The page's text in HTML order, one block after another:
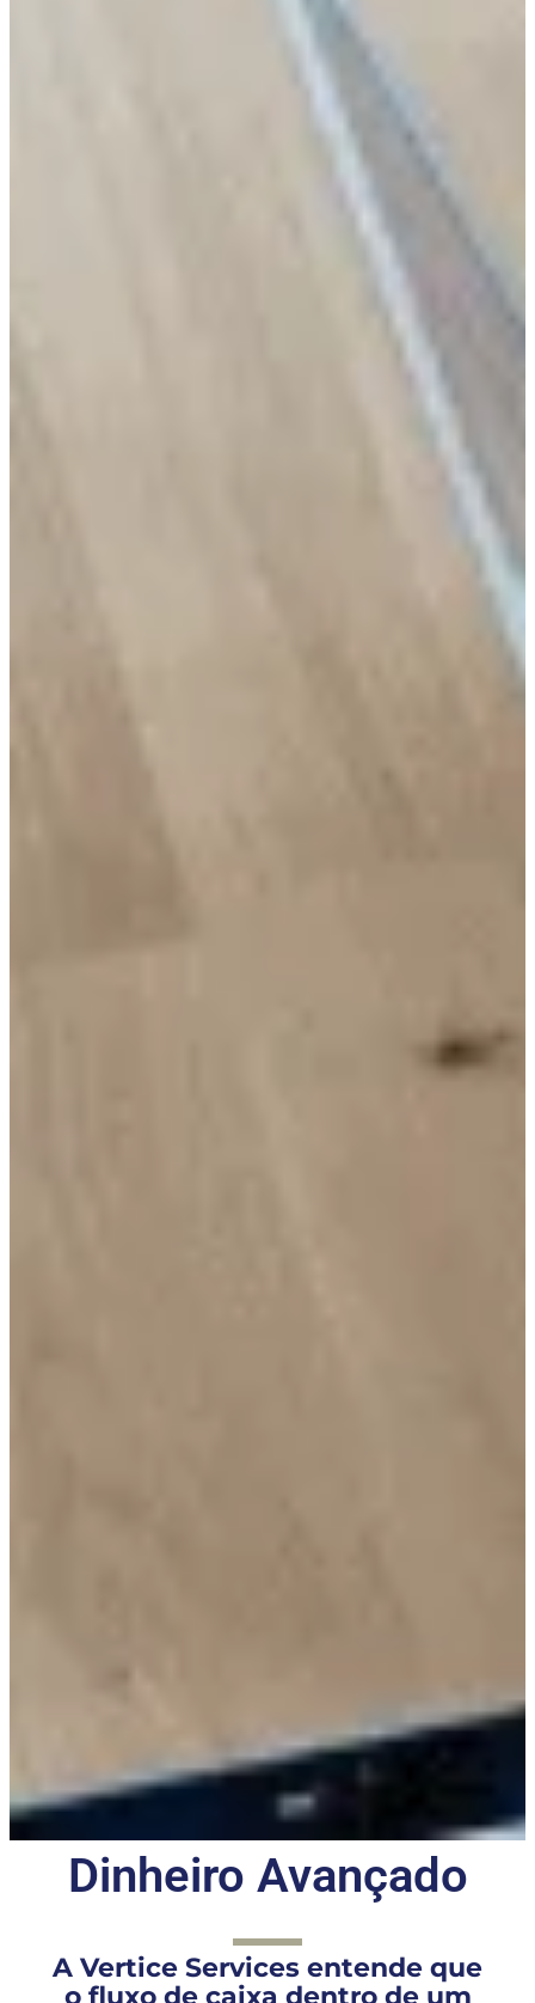
Dinheiro Avançado
A Vertice Services entende que